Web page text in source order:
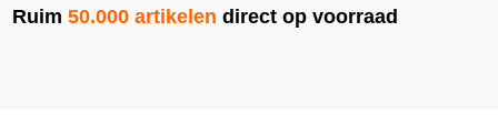
Ruim50.000 artikelen direct op voorraad